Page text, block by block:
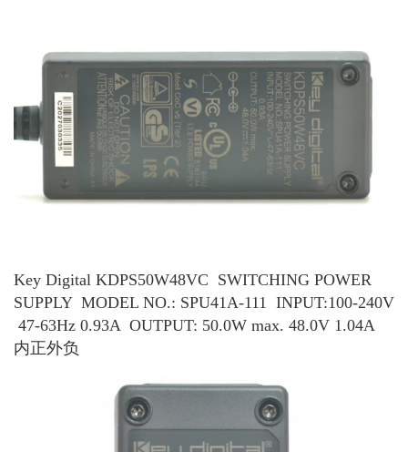
Key Digital KDPS50W48VC SWITCHING POWER
SUPPLY MODEL NO.: SPU41A-111 INPUT:100-240V
47-63Hz 0.93A OUTPUT: 50.0W max. 48.0V 1.04A
内正外负